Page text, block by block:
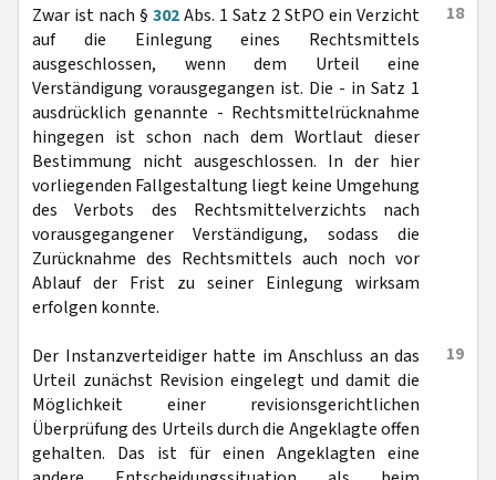
18
Zwar ist nach § 302Abs. 1 Satz 2 StPO ein Verzicht
auf die Einlegung eines Rechtsmittels
ausgeschlossen, wenn dem Urteil eine
Verständigung vorausgegangen ist. Die - in Satz 1
ausdrücklich genannte - Rechtsmittelrücknahme
hingegen ist schon nach dem Wortlaut dieser
Bestimmung nicht ausgeschlossen. In der hier
vorliegenden Fallgestaltung liegt keine Umgehung
des Verbots des Rechtsmittelverzichts nach
vorausgegangener Verständigung, sodass die
Zurücknahme des Rechtsmittels auch noch vor
Ablauf der Frist zu seiner Einlegung wirksam
erfolgen konnte.
19
Der Instanzverteidiger hatte im Anschluss an das
Urteil zunächst Revision eingelegt und damit die
Möglichkeit einer revisionsgerichtlichen
Überprüfung des Urteils durch die Angeklagte offen
gehalten. Das ist für einen Angeklagten eine